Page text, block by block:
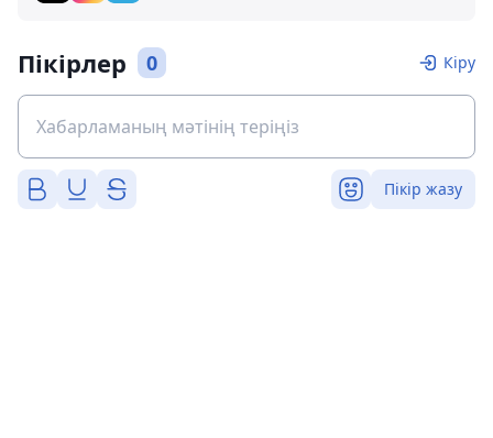
Пікірлер 0 Кіру
Пікір жазу